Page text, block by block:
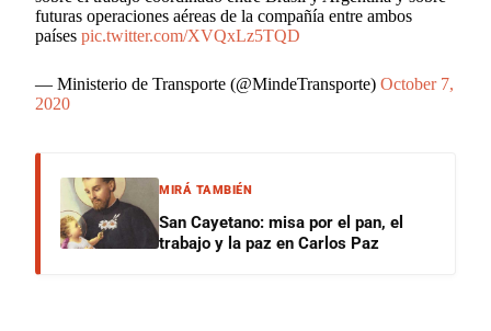
futuras operaciones aéreas de la compañía entre ambos
paísespic.twitter.com/XVQxLz5TQD
— Ministerio de Transporte (@MindeTransporte)October 7,
2020
MIRÁ TAMBIÉN
San Cayetano: misa por el pan, el
trabajo y la paz en Carlos Paz